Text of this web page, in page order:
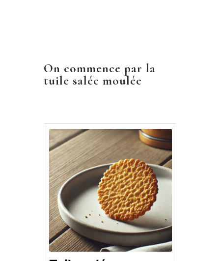
On commence par la
tuile salée moulée